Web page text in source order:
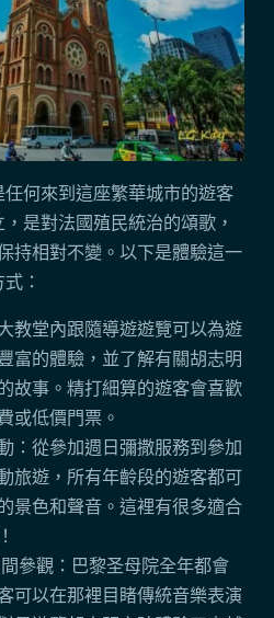
何來到這座繁華城市的遊客
是對法國殖民統治的頌歌，
持相對不變。以下是體驗這一
：
教堂內跟隨導遊遊覽可以為遊
富的體驗，並了解有關胡志明
故事。精打細算的遊客會喜歡
或低價門票。
：從參加週日彌撒服務到參加
旅遊，所有年齡段的遊客都可
景色和聲音。這裡有很多適合
參觀：巴黎圣母院全年都會
可以在那裡目睹傳統音樂表演